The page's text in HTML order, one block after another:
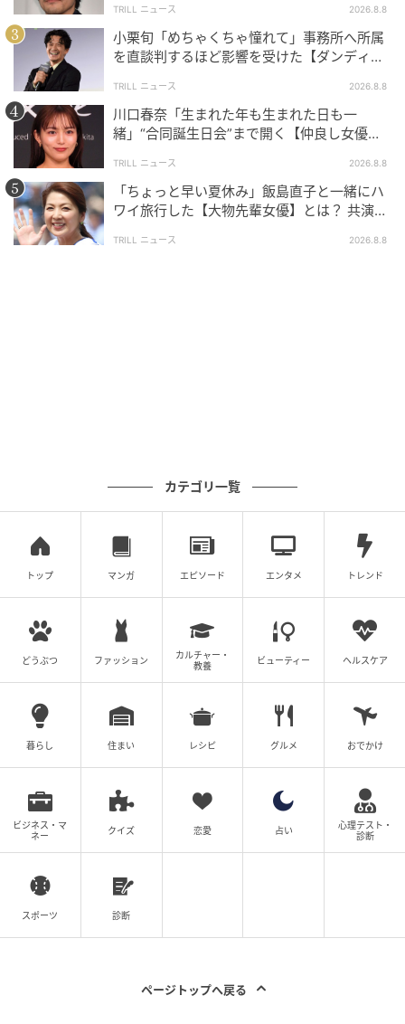
TRILL ニュース 2026.8.8
小栗旬「めちゃくちゃ憧れて」事務所へ所属
を直談判するほど影響を受けた【ダンディ俳
TRILL ニュース 2026.8.8
川口春奈「生まれた年も生まれた日も一
緒」“合同誕生日会”まで開く【仲良し女優】
TRILL ニュース 2026.8.8
「ちょっと早い夏休み」飯島直子と一緒にハ
ワイ旅行した【大物先輩女優】とは？ 共演で
TRILL ニュース 2026.8.8
カテゴリ一覧
トップ マンガ エピソード エンタメ トレンド
どうぶつ ファッション
カルチャー・
教養
ビューティー ヘルスケア
暮らし 住まい レシピ グルメ おでかけ
ビジネス・マ
ネー
クイズ 恋愛 占い
心理テスト・
診断
スポーツ 診断
ページトップへ戻る